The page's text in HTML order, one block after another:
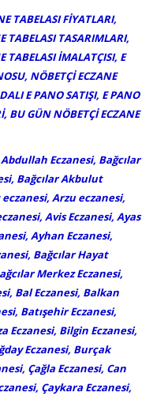
TABELASI FİYATLARI,
TABELASI TASARIMLARI,
TABELASI İMALATÇISI, E
NÖBETÇİ ECZANE
E PANO SATIŞI, E PANO
BU GÜN NÖBETÇİ ECZANE
Eczanesi, Bağcılar
Bağcılar Akbulut
eczanesi, Arzu eczanesi,
Avis Eczanesi, Ayas
Ayhan Eczanesi,
Bağcılar Hayat
Merkez Eczanesi,
Bal Eczanesi, Balkan
Batışehir Eczanesi,
Eczanesi, Bilgin Eczanesi,
Eczanesi, Burçak
Çağla Eczanesi, Can
Çaykara Eczanesi,